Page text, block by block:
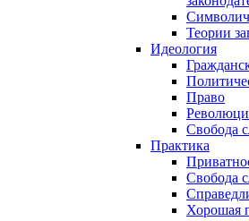
Теории
Идеология
Право
Свобода
Практика
Свобода
Хорошая